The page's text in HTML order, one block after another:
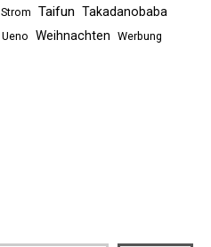
Strom Taifun Takadanobaba
Ueno Weihnachten Werbung